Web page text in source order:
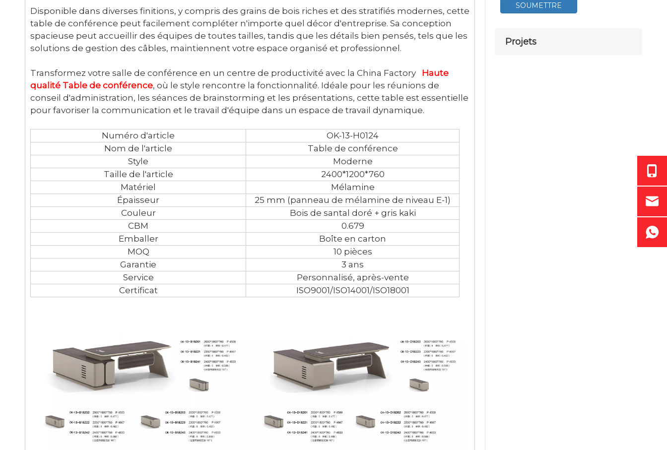
Disponible dans diverses finitions, y compris des grains de bois riches et des stratifiés modernes, cette
table de conférence peut facilement compléter n'importe quel décor d'entreprise. Sa conception
spacieuse peut accueillir des équipes de toutes tailles, tandis que les détails bien pensés, tels que les
solutions de gestion des câbles, maintiennent votre espace organisé et professionnel.
Transformez votre salle de conférence en un centre de productivité avec la China Factory Haute
qualité Table de conférence, où le style rencontre la fonctionnalité. Idéale pour les réunions de
conseil d'administration, les séances de brainstorming et les présentations, cette table est essentielle
pour favoriser la communication et le travail d'équipe dans un espace de travail dynamique.
Numéro d'article
OK-13-H0124
Nom de l'article
Table de conférence
Style
Moderne
Taille de l'article
2400*1200*760
Matériel
Mélamine
Épaisseur
25 mm (panneau de mélamine de niveau E-1)
Couleur
Bois de santal doré + gris kaki
CBM
0.679
Emballer
Boîte en carton
MOQ
10 pièces
Garantie
3 ans
Service
Personnalisé, après-vente
Certificat
ISO9001/ISO14001/ISO18001
SOUMETTRE
Projets